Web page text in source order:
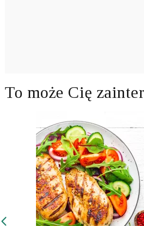
To może Cię